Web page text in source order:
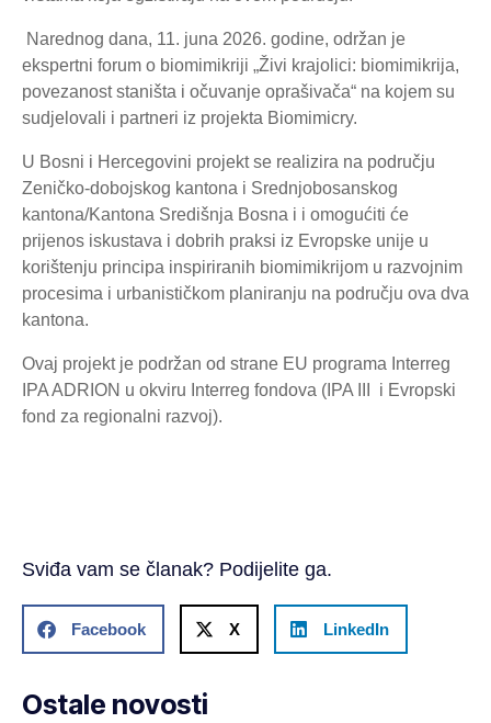
Narednog dana, 11. juna 2026. godine, održan je
ekspertni forum o biomimikriji „Živi krajolici: biomimikrija,
povezanost staništa i očuvanje oprašivača“ na kojem su
sudjelovali i partneri iz projekta Biomimicry.
U Bosni i Hercegovini projekt se realizira na području
Zeničko-dobojskog kantona i Srednjobosanskog
kantona/Kantona Središnja Bosna i i omogućiti će
prijenos iskustava i dobrih praksi iz Evropske unije u
korištenju principa inspiriranih biomimikrijom u razvojnim
procesima i urbanističkom planiranju na području ova dva
kantona.
Ovaj projekt je podržan od strane EU programa Interreg
IPA ADRION u okviru Interreg fondova (IPA III i Evropski
fond za regionalni razvoj).
Sviđa vam se članak? Podijelite ga.
Facebook X LinkedIn
Ostale novosti